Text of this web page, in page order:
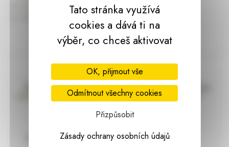
Doprava zdarma
nad 2000 Kč bez DPH
Vše máme skladem
Ihned k odeslání
97% hodnocení Zásilka pod
Tato stránka využívá
cookies a dává ti na
výběr, co chceš aktivovat
OK, přijmout vše
Odmítnout všechny cookies
Přizpůsobit
Zásady ochrany osobních údajů